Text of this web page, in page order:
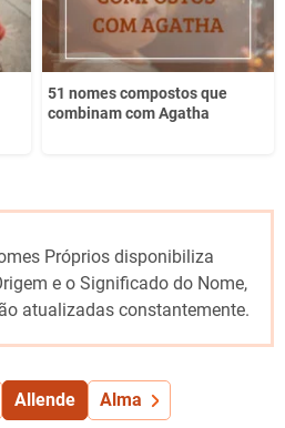
51 nomes compostos que
combinam com Agatha
Próprios disponibiliza
e o Significado do Nome,
atualizadas constantemente.
Allende Alma